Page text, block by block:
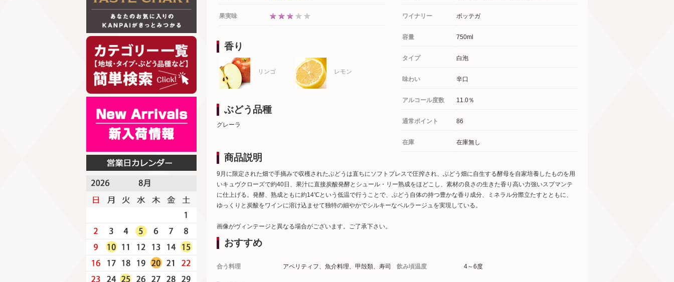
ワイナリー ボッテガ
容量 750ml
タイプ 白泡
味わい 辛口
アルコール度数 11.0％
通常ポイント 86
在庫 在庫無し
果実味
香り
リンゴ レモン
ぶどう品種
グレーラ
商品説明
9月に限定された畑で手摘みで収穫されたぶどうは直ちにソフトプレスで圧搾され、ぶどう畑に自生する酵母を自家培養したものを用
いキュヴクローズで約40日、果汁に直接炭酸発酵とシュール・リー熟成をほどこし、素材の良さの生きた香り高い力強いスプマンテ
に仕上げる。発酵、熟成ともに約14℃という低温で行うことで、ぶどう自体の持つ豊かな香り成分、ミネラル分際立たすとともに、
ゆっくりと炭酸をワインに溶け込ませて独特の細やかでシルキーなペルラージュを実現している。
画像がヴィンテージと異なる場合がございます。ご了承下さい。
おすすめ
合う料理 アペリティフ、魚介料理、甲殻類、寿司 飲み頃温度 4～6度